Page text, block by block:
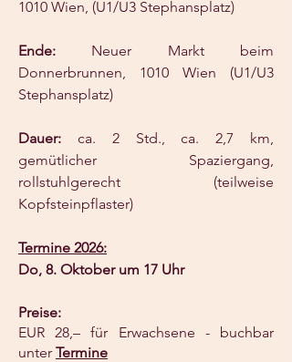
1010 Wien, (U1/U3 Stephansplatz)
Ende: Neuer Markt beim
Donnerbrunnen, 1010 Wien (U1/U3
Stephansplatz)
Dauer: ca. 2 Std., ca. 2,7 km,
gemütlicher Spaziergang,
rollstuhlgerecht (teilweise
Kopfsteinpflaster)
Termine 2026:
Do, 8. Oktober um 17 Uhr
Preise:
EUR 28,– für Erwachsene - buchbar
unter Termine